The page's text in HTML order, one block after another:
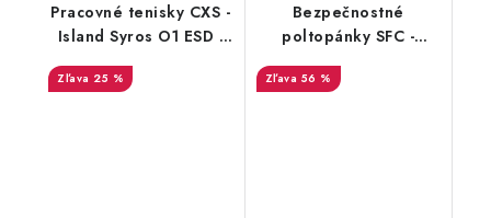
Pracovné tenisky CXS -
Island Syros O1 ESD -
Výpredaj
25 %
Bezpečnostné
poltopánky SFC -
Fergus 78493 -
Výpredaj
56 %